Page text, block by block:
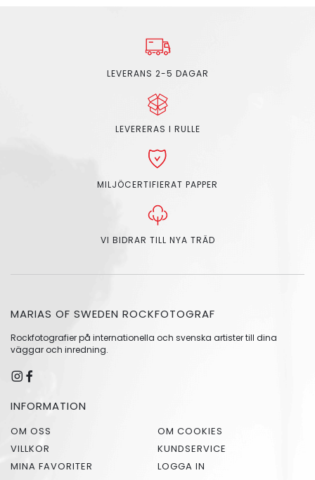
LEVERANS 2-5 DAGAR
LEVERERAS I RULLE
MILJÖCERTIFIERAT PAPPER
VI BIDRAR TILL NYA TRÄD
MARIAS OF SWEDEN ROCKFOTOGRAF
Rockfotografier på internationella och svenska artister till dina
väggar och inredning.
INFORMATION
OM OSS
OM COOKIES
VILLKOR
KUNDSERVICE
MINA FAVORITER
LOGGA IN